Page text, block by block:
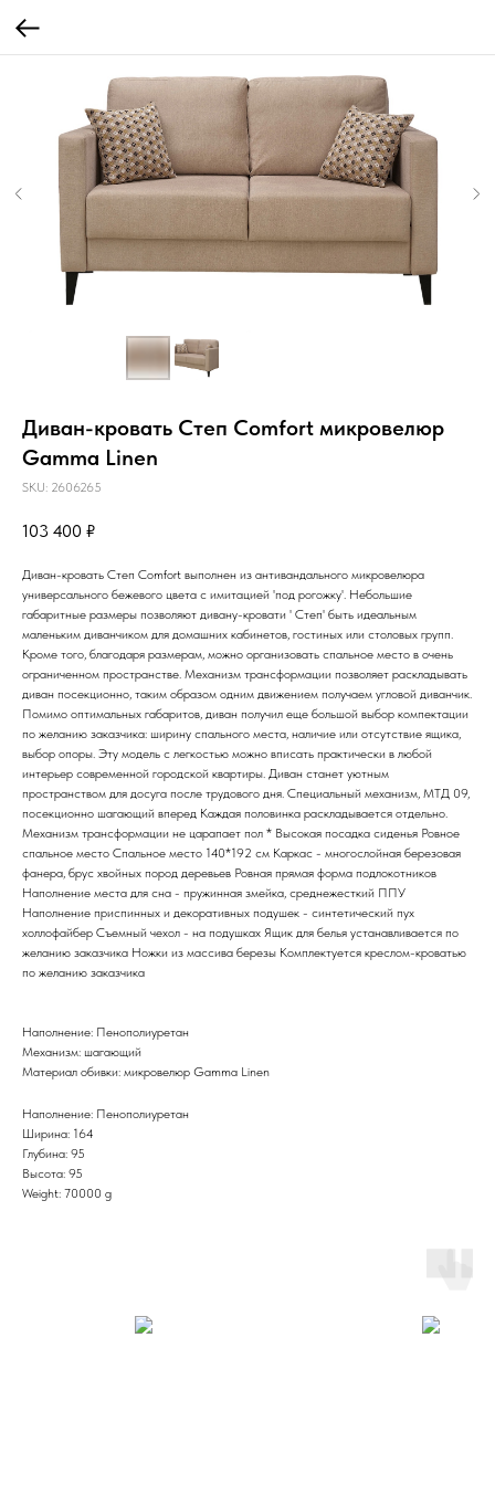
Диван-кровать Степ Comfort микровелюр
Gamma Linen
SKU: 2606265
103 400 ₽
Диван-кровать Степ Comfort выполнен из антивандального микровелюра
универсального бежевого цвета с имитацией 'под рогожку'. Небольшие
габаритные размеры позволяют дивану-кровати ' Степ' быть идеальным
маленьким диванчиком для домашних кабинетов, гостиных или столовых групп.
Кроме того, благодаря размерам, можно организовать спальное место в очень
ограниченном пространстве. Механизм трансформации позволяет раскладывать
диван посекционно, таким образом одним движением получаем угловой диванчик.
Помимо оптимальных габаритов, диван получил еще большой выбор компектации
по желанию заказчика: ширину спального места, наличие или отсутствие ящика,
выбор опоры. Эту модель с легкостью можно вписать практически в любой
интерьер современной городской квартиры. Диван станет уютным
пространством для досуга после трудового дня. Специальный механизм, МТД 09,
посекционно шагающий вперед Каждая половинка раскладывается отдельно.
Механизм трансформации не царапает пол * Высокая посадка сиденья Ровное
спальное место Спальное место 140*192 см Каркас - многослойная березовая
фанера, брус хвойных пород деревьев Ровная прямая форма подлокотников
Наполнение места для сна - пружинная змейка, среднежесткий ППУ
Наполнение приспинных и декоративных подушек - синтетический пух
холлофайбер Съемный чехол - на подушках Ящик для белья устанавливается по
желанию заказчика Ножки из массива березы Комплектуется креслом-кроватью
по желанию заказчика
Наполнение: Пенополиуретан
Механизм: шагающий
Материал обивки: микровелюр Gamma Linen
Наполнение: Пенополиуретан
Ширина: 164
Глубина: 95
Высота: 95
Weight: 70000 g